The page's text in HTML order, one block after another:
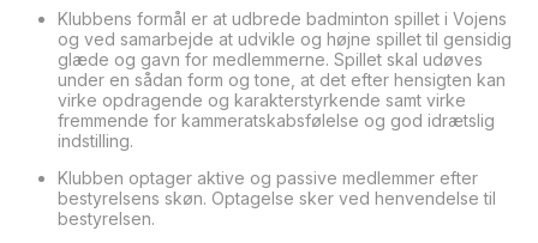
Klubbens formål er at udbrede badminton spillet i Vojens
og ved samarbejde at udvikle og højne spillet til gensidig
glæde og gavn for medlemmerne. Spillet skal udøves
under en sådan form og tone, at det efter hensigten kan
virke opdragende og karakterstyrkende samt virke
fremmende for kammeratskabsfølelse og god idrætslig
indstilling.
Klubben optager aktive og passive medlemmer efter
bestyrelsens skøn. Optagelse sker ved henvendelse til
bestyrelsen.